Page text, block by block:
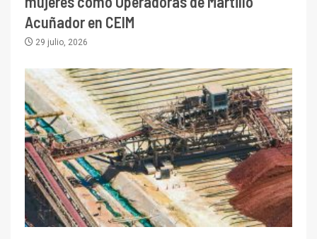
Acuñador en CEIM
29 julio, 2026